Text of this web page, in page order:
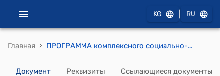
KG RU
Главная › ПРОГРАММА комплексного социально-экономического развития Узгенского района Ошской области Кыргызской Республики на 2025 год
Документ Реквизиты Ссылающиеся документы